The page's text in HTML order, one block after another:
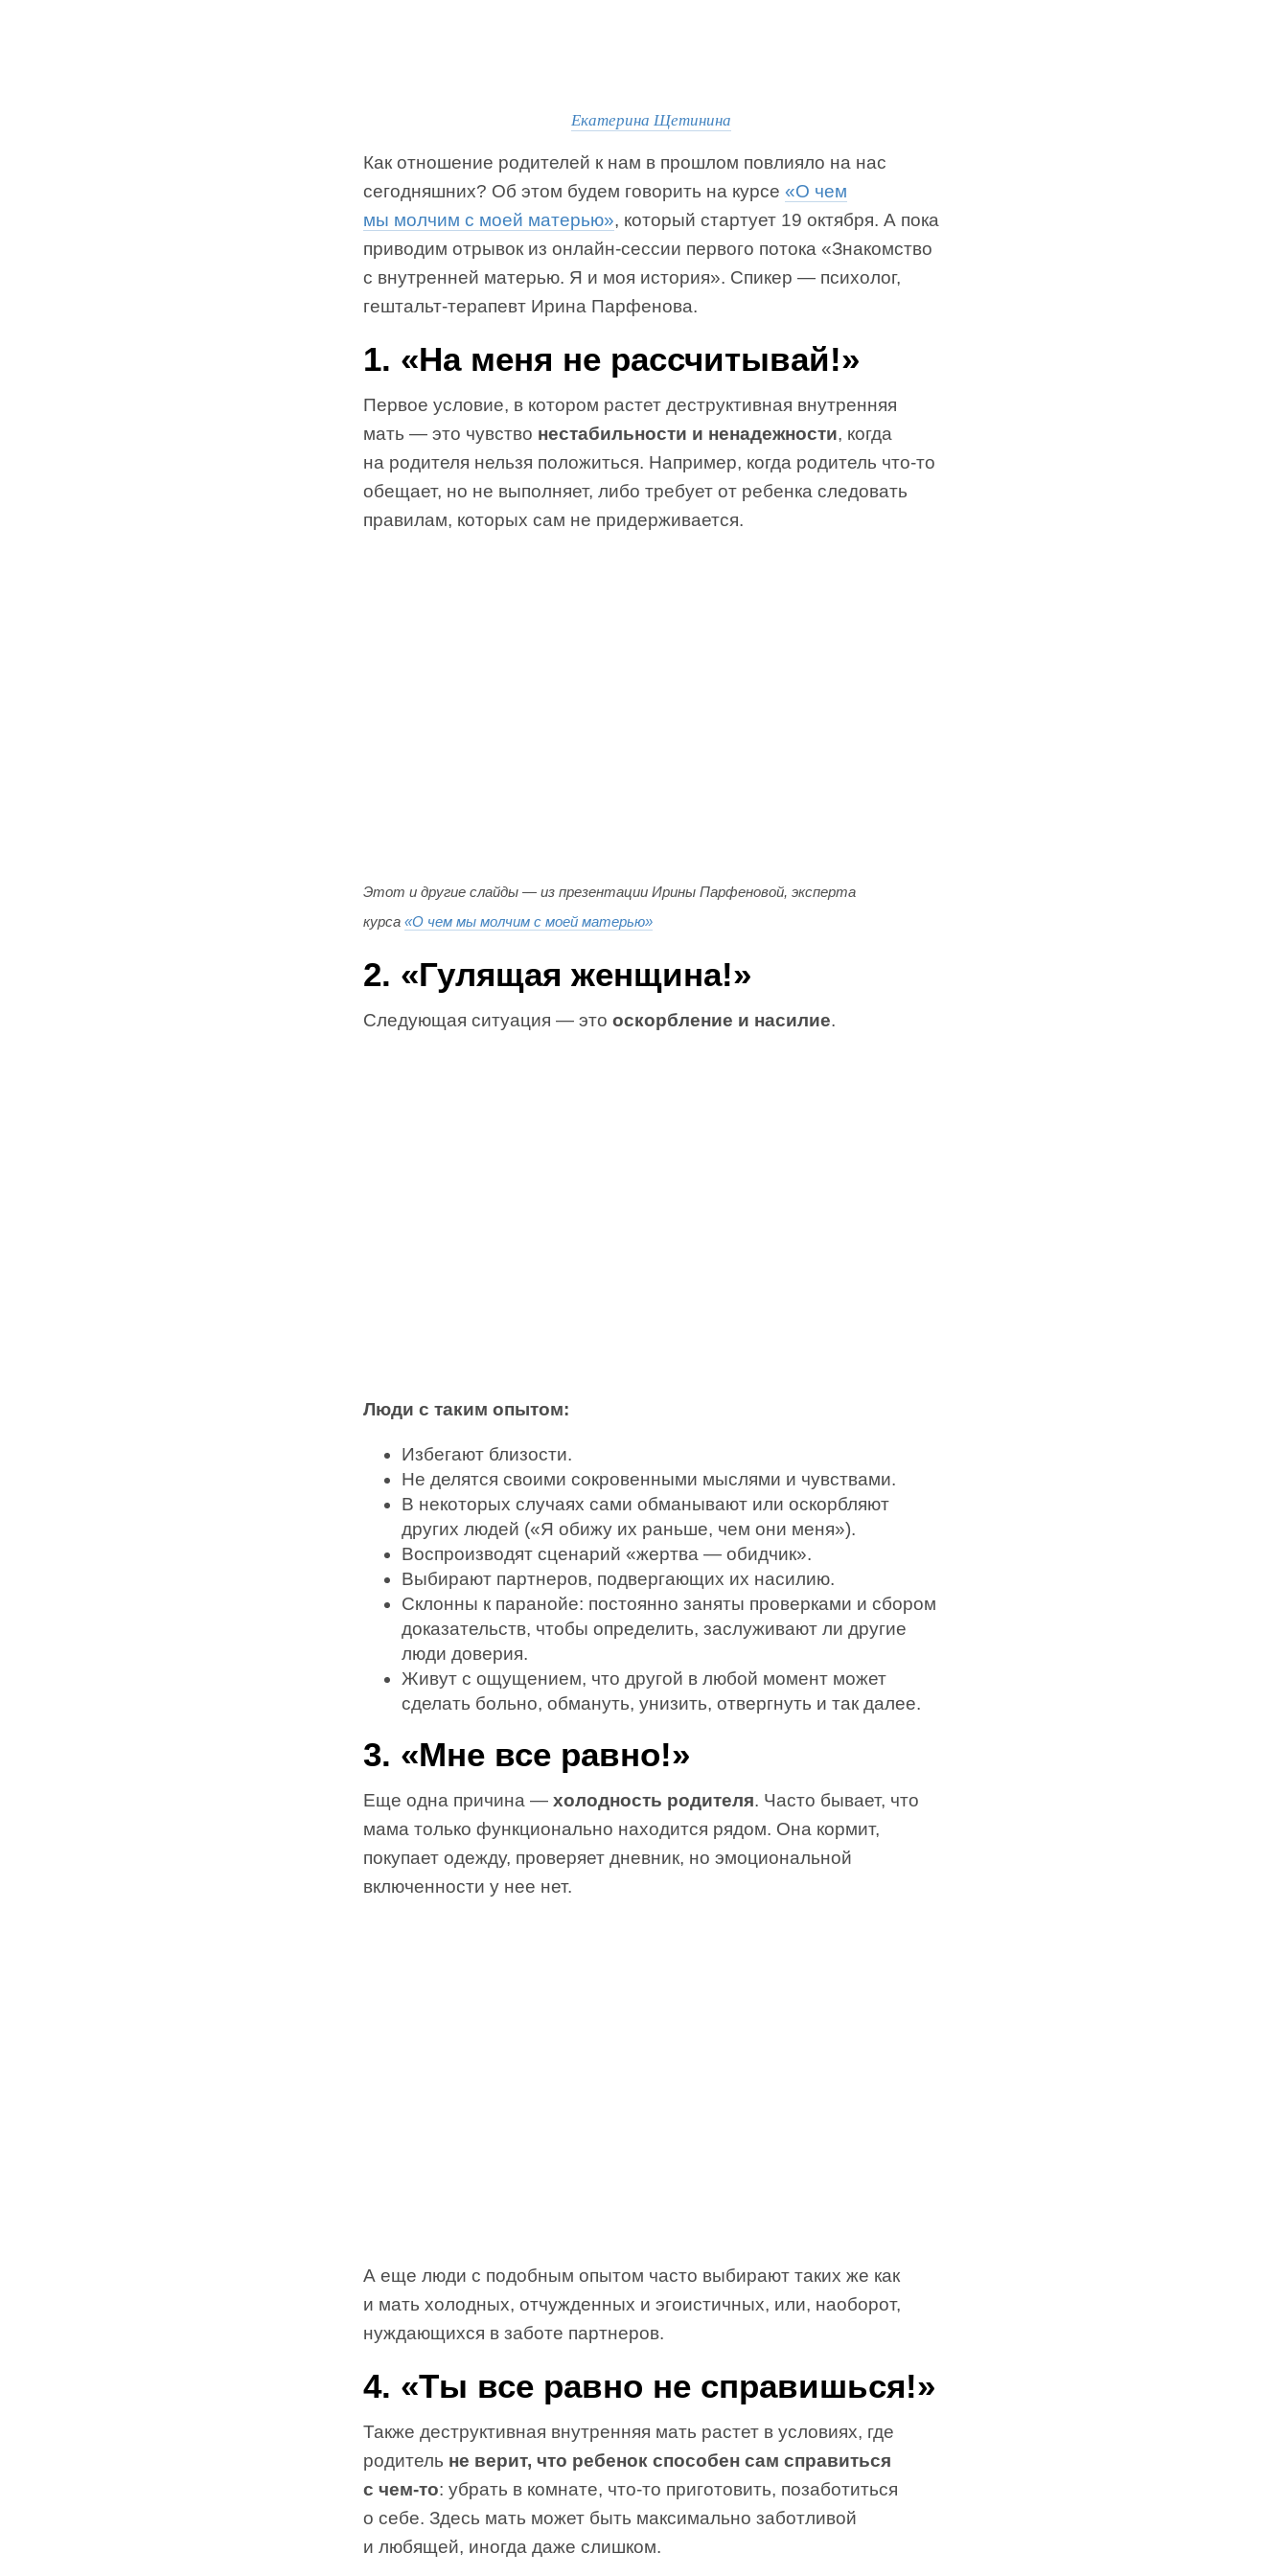
Екатерина Щетинина
Как отношение родителей к нам в прошлом повлияло на нас
сегодняшних? Об этом будем говорить на курсе «О чем
мы молчим с моей матерью», который стартует 19 октября. А пока
приводим отрывок из онлайн-сессии первого потока «Знакомство
с внутренней матерью. Я и моя история». Спикер — психолог,
гештальт-терапевт Ирина Парфенова.
1. «На меня не рассчитывай!»
Первое условие, в котором растет деструктивная внутренняя
мать — это чувство нестабильности и ненадежности, когда
на родителя нельзя положиться. Например, когда родитель что-то
обещает, но не выполняет, либо требует от ребенка следовать
правилам, которых сам не придерживается.
Этот и другие слайды — из презентации Ирины Парфеновой, эксперта
курса «О чем мы молчим с моей матерью»
2. «Гулящая женщина!»
Следующая ситуация — это оскорбление и насилие.
Люди с таким опытом:
Избегают близости.
Не делятся своими сокровенными мыслями и чувствами.
В некоторых случаях сами обманывают или оскор­бляют
других людей («Я обижу их раньше, чем они меня»).
Воспроизводят сценарий «жертва — обидчик».
Выбирают партнеров, подвергающих их наси­лию.
Склонны к паранойе: постоянно заняты проверками и сбором
доказательств, чтобы определить, заслуживают ли другие
люди доверия.
Живут с ощущением, что другой в любой момент может
сделать больно, обмануть, унизить, отвергнуть и так далее.
3. «Мне все равно!»
Еще одна причина — холодность родителя. Часто бывает, что
мама только функционально находится рядом. Она кормит,
покупает одежду, проверяет дневник, но эмоциональной
включенности у нее нет.
А еще люди с подобным опытом часто выбирают таких же как
и мать холодных, отчужденных и эгоистичных, или, наоборот,
нуждающихся в заботе партнеров.
4. «Ты все равно не справишься!»
Также деструктивная внутренняя мать растет в условиях, где
родитель не верит, что ребенок способен сам справиться
с чем-то: убрать в комнате, что-то приготовить, позаботиться
о себе. Здесь мать может быть максимально заботливой
и любящей, иногда даже слишком.